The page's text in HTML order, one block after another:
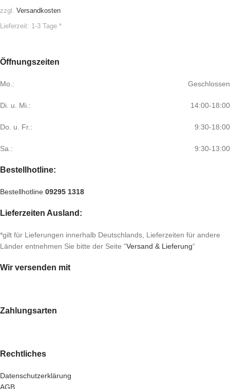
zzgl. Versandkosten
Lieferzeit: 1-3 Tage *
Öffnungszeiten
Mo.: Geschlossen
Di. u. Mi.: 14:00-18:00
Do. u. Fr.: 9:30-18:00
Sa.: 9:30-13:00
Bestellhotline:
Bestellhotline 09295 1318
Lieferzeiten Ausland:
*gilt für Lieferungen innerhalb Deutschlands, Lieferzeiten für andere
Länder entnehmen Sie bitte der Seite “Versand & Lieferung“
Wir versenden mit
Zahlungsarten
Rechtliches
Datenschutzerklärung
AGB